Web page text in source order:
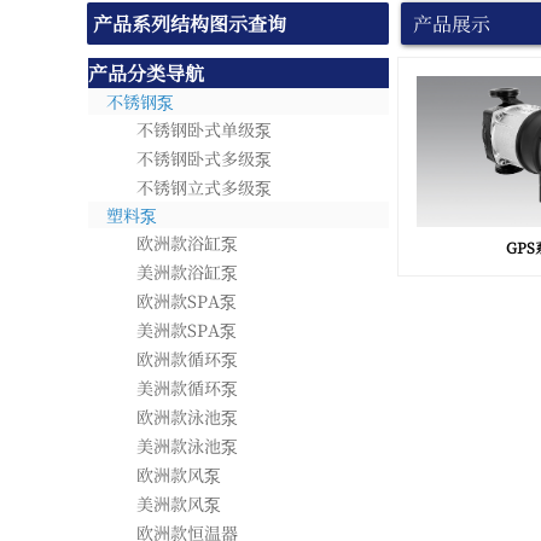
产品系列结构图示查询 产品展示
GPS
产品分类导航
不锈钢泵
不锈钢卧式单级泵
不锈钢卧式多级泵
不锈钢立式多级泵
塑料泵
欧洲款浴缸泵
美洲款浴缸泵
欧洲款SPA泵
美洲款SPA泵
欧洲款循环泵
美洲款循环泵
欧洲款泳池泵
美洲款泳池泵
欧洲款风泵
美洲款风泵
欧洲款恒温器